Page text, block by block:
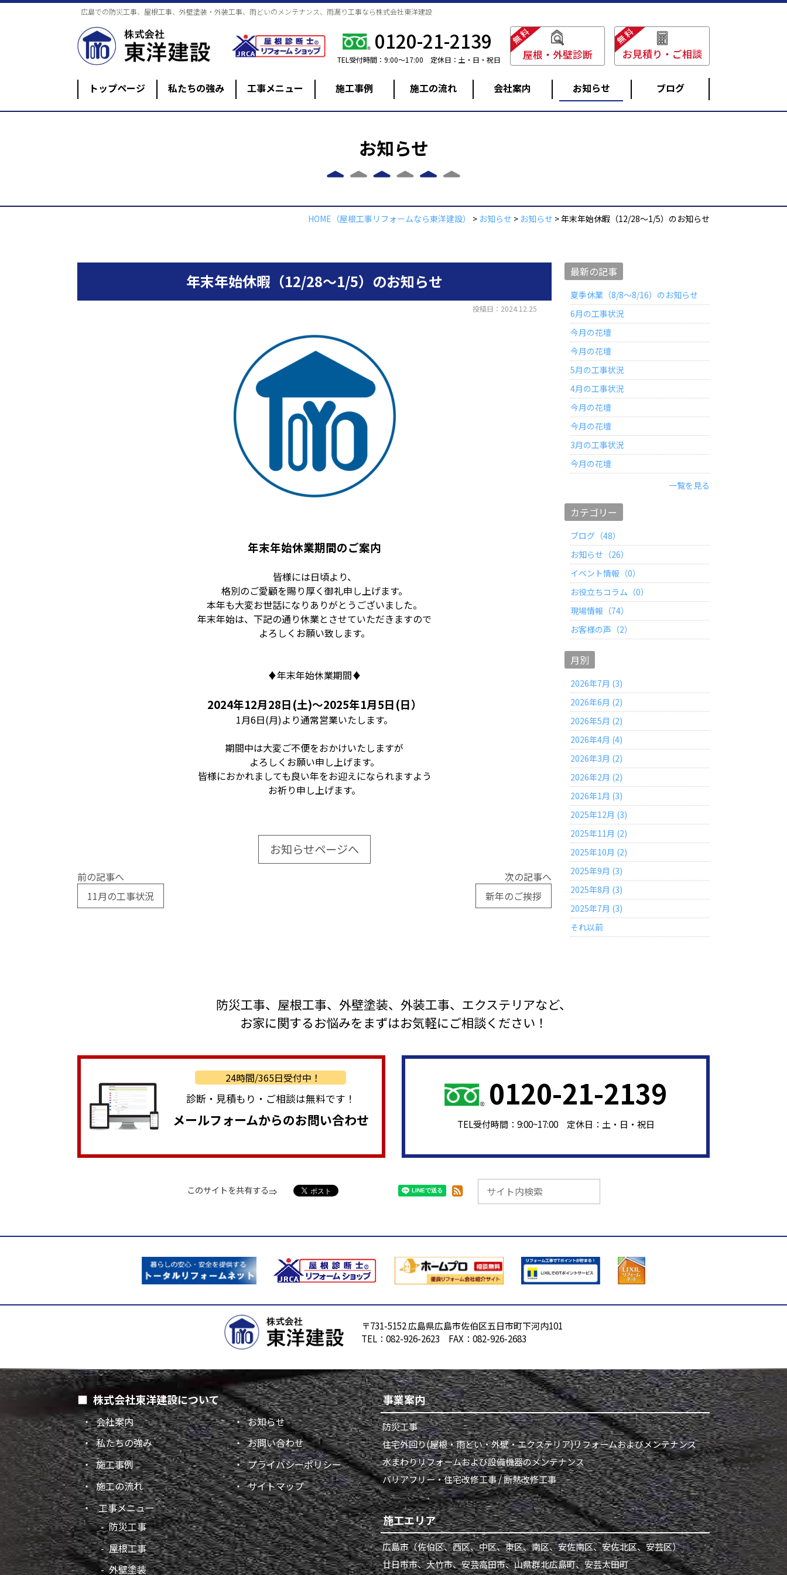
広島での防災工事、屋根工事、外壁塗装・外装工事、雨どいのメンテナンス、雨漏り工事なら株式会社東洋建設
0120-21-2139
TEL 受付時間：9:00～17:00 定休日：土・日・祝日
無料
屋根・外壁診断
無料
お見積り・ご相談
トップページ 私たちの強み 工事メニュー 施工事例 施工の流れ 会社案内 お知らせ ブログ
防災工事 屋根工事 外壁塗装 雨どい工事
内装・水まわりのリフォーム
お知らせ
HOME （屋根工事リフォームなら東洋建設） > お知らせ > お知らせ >年末年始休暇（12/28～1/5）のお知らせ
年末年始休暇（12/28～1/5）のお知らせ
投稿日：2024.12.25
年末年始休業期間のご案内
皆様には日頃より、
格別のご愛顧を賜り厚く御礼申し上げます。
本年も大変お世話になりありがとうございました。
年末年始は、下記の通り休業とさせていただきますので
よろしくお願い致します。
♦年末年始休業期間♦
2024年12月28日(土)～2025年1月5日(日）
1月6日(月)より通常営業いたします。
期間中は大変ご不便をおかけいたしますが
よろしくお願い申し上げます。
皆様におかれましても良い年をお迎えになられますよう
お祈り申し上げます。
お知らせページへ
前の記事へ
11月の工事状況
次の記事へ
新年のご挨拶
最新の記事
夏季休業（8/8～8/16）のお知らせ
6月の工事状況
今月の花壇
今月の花壇
5月の工事状況
4月の工事状況
今月の花壇
今月の花壇
3月の工事状況
今月の花壇
一覧を見る
カテゴリー
ブログ（48）
お知らせ（26）
イベント情報（0）
お役立ちコラム（0）
現場情報（74）
お客様の声（2）
月別
2026年7月 (3)
2026年6月 (2)
2026年5月 (2)
2026年4月 (4)
2026年3月 (2)
2026年2月 (2)
2026年1月 (3)
2025年12月 (3)
2025年11月 (2)
2025年10月 (2)
2025年9月 (3)
2025年8月 (3)
2025年7月 (3)
それ以前
防災工事、屋根工事、外壁塗装、外装工事、 エクステリアなど、
お家に関するお悩みをまずはお気軽にご相談ください！
24時間/365日受付中！
診断・見積もり・ご相談は無料です！
メールフォームからのお問い合わせ
0120-21-2139
TEL受付時間：9:00~17:00 定休日：土・日・祝日
このサイトを共有する
〒731-5152 広島県広島市佐伯区五日市町下河内101
TEL：082-926-2623 FAX：082-926-2683
株式会社東洋建設について
会社案内
私たちの強み
施工事例
施工の流れ
お知らせ
お問い合わせ
プライバシーポリシー
サイトマップ
工事メニュー
防災工事
屋根工事
外壁塗装
事業案内
防災工事
住宅外回り(屋根・雨どい・外壁・エクステリア)リフォームおよびメンテナンス
水まわりリフォームおよび設備機器のメンテナンス
バリアフリー・住宅改修工事 / 断熱改修工事
施工エリア
広島市（佐伯区、西区、中区、東区、南区、安佐南区、安佐北区、安芸区）
廿日市市、大竹市、安芸高田市、山県群北広島町、安芸太田町